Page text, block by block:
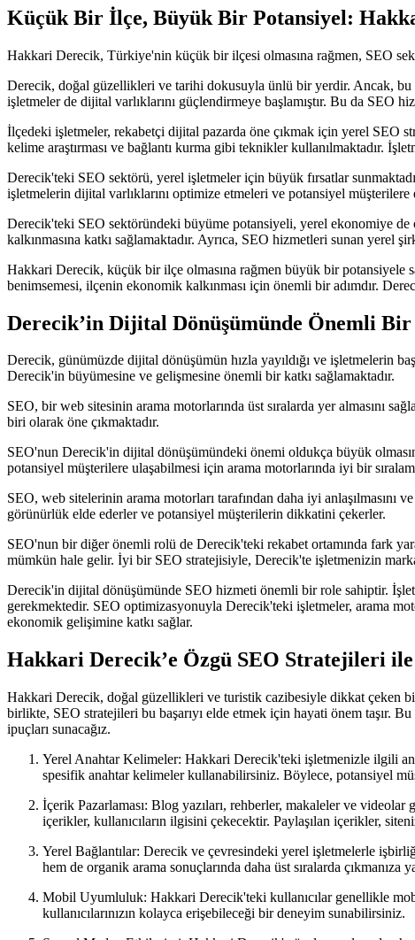
Küçük Bir İlçe, Büyük Bir Potansiyel:
Hakkari Derecik, Türkiye'nin küçük bir ilçesi olmasına rağmen, SEO
Derecik, doğal güzellikleri ve tarihi dokusuyla ünlü bir yerdir. Ancak, bu
işletmeler de dijital varlıklarını güçlendirmeye başlamıştır. Bu da SEO
İlçedeki işletmeler, rekabetçi dijital pazarda öne çıkmak için yerel SEO
kelime araştırması ve bağlantı kurma gibi teknikler kullanılmaktadır.
Derecik'teki SEO sektörü, yerel işletmeler için büyük fırsatlar
işletmelerin dijital varlıklarını optimize etmeleri ve potansiyel müşterilere
Derecik'teki SEO sektöründeki büyüme potansiyeli, yerel ekonomiye de
kalkınmasına katkı sağlamaktadır. Ayrıca, SEO hizmetleri sunan yerel
Hakkari Derecik, küçük bir ilçe olmasına rağmen büyük bir potansiyele
benimsemesi, ilçenin ekonomik kalkınması için önemli bir adımdır.
Derecik’in Dijital Dönüşümünde Önemli
Derecik, günümüzde dijital dönüşümün hızla yayıldığı ve işletmelerin
Derecik'in büyümesine ve gelişmesine önemli bir katkı sağlamaktadır.
SEO, bir web sitesinin arama motorlarında üst sıralarda yer almasını
biri olarak öne çıkmaktadır.
SEO'nun Derecik'in dijital dönüşümündeki önemi oldukça büyük
potansiyel müşterilere ulaşabilmesi için arama motorlarında iyi bir
SEO, web sitelerinin arama motorları tarafından daha iyi
görünürlük elde ederler ve potansiyel müşterilerin dikkatini çekerler.
SEO'nun bir diğer önemli rolü de Derecik'teki rekabet ortamında fark
mümkün hale gelir. İyi bir SEO stratejisiyle, Derecik'te işletmenizin
Derecik'in dijital dönüşümünde SEO hizmeti önemli bir role sahiptir.
gerekmektedir. SEO optimizasyonuyla Derecik'teki işletmeler, arama
ekonomik gelişimine katkı sağlar.
Hakkari Derecik’e Özgü SEO Stratejileri
Hakkari Derecik, doğal güzellikleri ve turistik cazibesiyle dikkat çeken
birlikte, SEO stratejileri bu başarıyı elde etmek için hayati önem taşır.
ipuçları sunacağız.
Yerel Anahtar Kelimeler: Hakkari Derecik'teki işletmenizle ilgili
spesifik anahtar kelimeler kullanabilirsiniz. Böylece, potansiyel
İçerik Pazarlaması: Blog yazıları, rehberler, makaleler ve
içerikler, kullanıcıların ilgisini çekecektir. Paylaşılan içerikler,
Yerel Bağlantılar: Derecik ve çevresindeki yerel işletmelerle
hem de organik arama sonuçlarında daha üst sıralarda çıkmanıza
Mobil Uyumluluk: Hakkari Derecik'teki kullanıcılar genellikle
kullanıcılarınızın kolayca erişebileceği bir deneyim sunabilirsiniz.